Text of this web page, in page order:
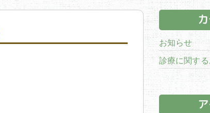
お知らせ
診療に関す